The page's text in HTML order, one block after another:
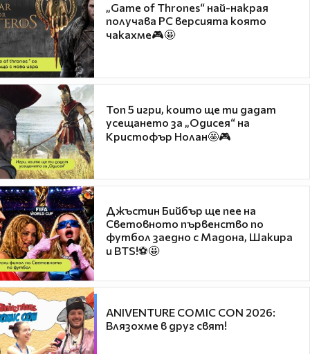
„Game of Thrones“ най-накрая
получава PC версията която
чакахме🎮🤩
Топ 5 игри, които ще ти дадат
усещането за „Одисея“ на
Кристофър Нолан🤩🎮
Джъстин Бийбър ще пее на
Световното първенство по
футбол заедно с Мадона, Шакира
и BTS!⚽🤩
ANIVENTURE COMIC CON 2026:
Влязохме в друг свят!